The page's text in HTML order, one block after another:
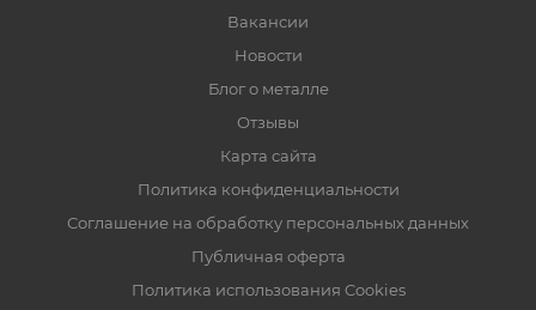
Вакансии
Новости
Блог о металле
Отзывы
Карта сайта
Политика конфиденциальности
Соглашение на обработку персональных данных
Публичная оферта
Политика использования Cookies